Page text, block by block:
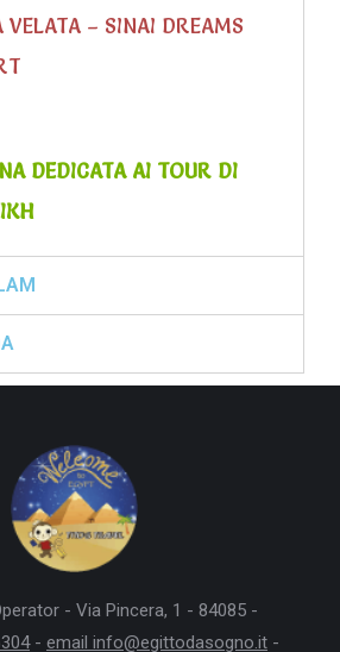
VELATA – SINAI DREAMS
DEDICATA AI TOUR DI
- Via Pincera, 1 - 84085 -
- email info@egittodasogno.it -